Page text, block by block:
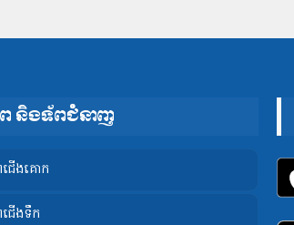
និងទ័ពជំនាញ
ើងគោក
ើងទឹក